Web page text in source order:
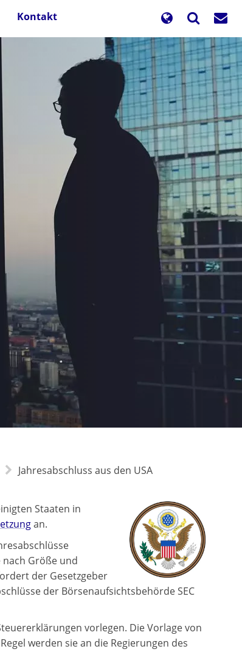
Kontakt
Jahresabschluss aus den USA
Staaten in
an.
Größe und
der Gesetzgeber
der Börsenaufsichtsbehörde SEC
vorlegen. Die Vorlage von
werden sie an die Regierungen des